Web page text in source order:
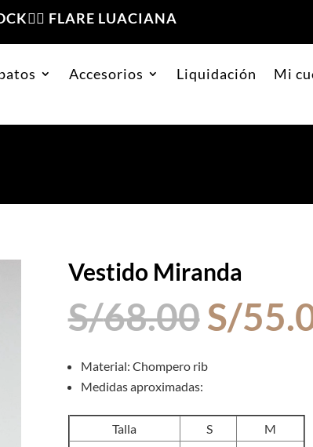
FLARE LUACIANA
Accesorios Liquidación Mi
Vestido Miranda
S/68.00El
precio
original
era:
S/
Material: Chompero rib
Medidas aproximadas:
Talla S
M